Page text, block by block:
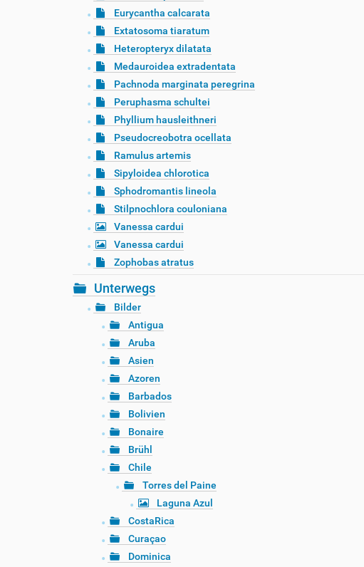
Eurycantha calcarata
Extatosoma tiaratum
Heteropteryx dilatata
Medauroidea extradentata
Pachnoda marginata peregrina
Peruphasma schultei
Phyllium hausleithneri
Pseudocreobotra ocellata
Ramulus artemis
Sipyloidea chlorotica
Sphodromantis lineola
Stilpnochlora couloniana
Vanessa cardui
Vanessa cardui
Zophobas atratus
Unterwegs
Bilder
Antigua
Aruba
Asien
Azoren
Barbados
Bolivien
Bonaire
Brühl
Chile
Torres del Paine
Laguna Azul
CostaRica
Curaçao
Dominica